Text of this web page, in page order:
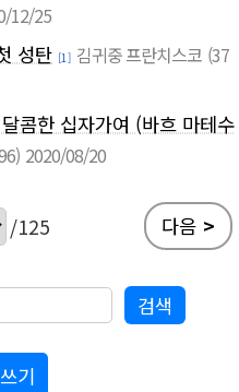
12/25
성탄 [1] 김귀중 프란치스코 (37
콤한 십자가여 (바흐 마테수
2020/08/20
/125 다음 >
기